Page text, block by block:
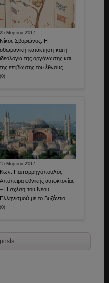
25 Μαρτίου 2017
Νίκος Σβορώνος: Η
οθωμανική κατάκτηση και η
ιδεολογία της οργάνωσης και
της επιβίωσης του έθνους
(0)
15 Μαρτίου 2017
Κων. Παπαρρηγόπουλος:
Απόπειρα εθνικής αυτοκτονίας
– Η σχέση του Νέου
Ελληνισμού με το Βυζάντιο
(0)